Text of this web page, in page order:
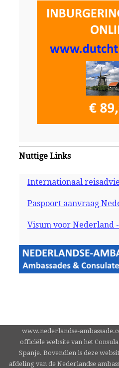
Nuttige Links
Internationaal
Paspoort aanvraag
Visum voor Nederland
www.nederlandse-
officiële website van het
Spanje. Bovendien is deze
afdeling van de Nederlandse